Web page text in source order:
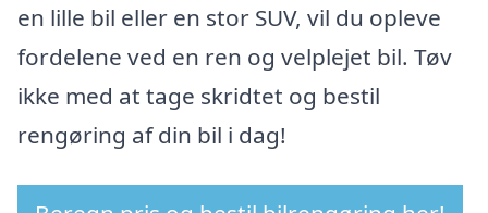
en lille bil eller en stor SUV, vil du opleve
fordelene ved en ren og velplejet bil. Tøv
ikke med at tage skridtet og bestil
rengøring af din bil i dag!